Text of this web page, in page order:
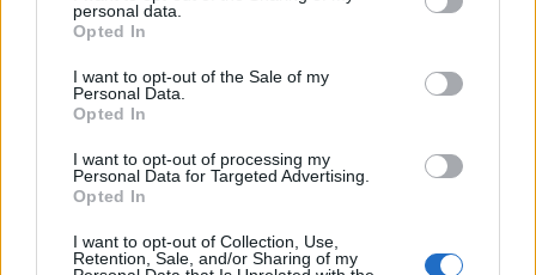
grant or deny consent to Google and its third-party tags to
use your data for below specified purposes in below Google
consent section.
personal data.
Opted In
I want to opt-out of the Sale of my
Personal Data.
Opted In
I want to opt-out of processing my
Personal Data for Targeted Advertising.
Opted In
I want to opt-out of Collection, Use,
Retention, Sale, and/or Sharing of my